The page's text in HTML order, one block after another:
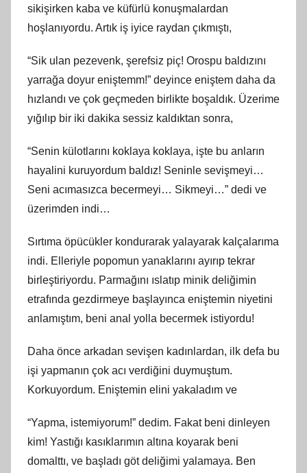
sikişirken kaba ve küfürlü konuşmalardan
hoşlanıyordu. Artık iş iyice raydan çıkmıştı,
“Sik ulan pezevenk, şerefsiz piç! Orospu baldızını
yarrağa doyur eniştemm!” deyince eniştem daha da
hızlandı ve çok geçmeden birlikte boşaldık. Üzerime
yığılıp bir iki dakika sessiz kaldıktan sonra,
“Senin külotlarını koklaya koklaya, işte bu anların
hayalini kuruyordum baldız! Seninle sevişmeyi…
Seni acımasızca becermeyi… Sikmeyi…” dedi ve
üzerimden indi…
Sırtıma öpücükler kondurarak yalayarak kalçalarıma
indi. Elleriyle popomun yanaklarını ayırıp tekrar
birleştiriyordu. Parmağını ıslatıp minik deliğimin
etrafında gezdirmeye başlayınca eniştemin niyetini
anlamıştım, beni anal yolla becermek istiyordu!
Daha önce arkadan sevişen kadınlardan, ilk defa bu
işi yapmanın çok acı verdiğini duymuştum.
Korkuyordum. Eniştemin elini yakaladım ve
“Yapma, istemiyorum!” dedim. Fakat beni dinleyen
kim! Yastığı kasıklarımın altına koyarak beni
domalttı, ve başladı göt deliğimi yalamaya. Ben